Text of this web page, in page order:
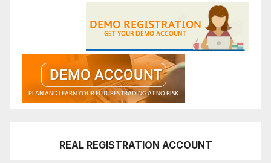
REAL REGISTRATION ACCOUNT